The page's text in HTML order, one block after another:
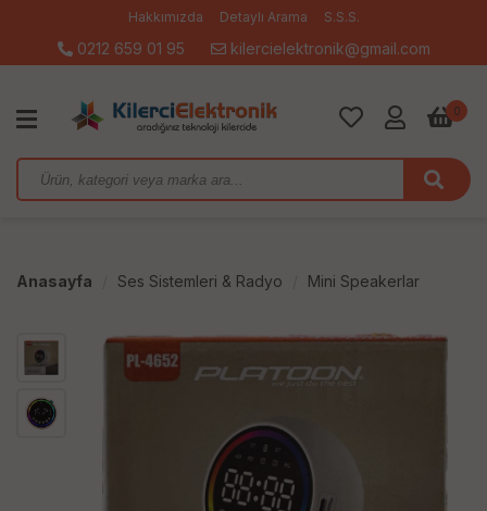
Hakkımızda Detaylı Arama S.S.S.
0212 659 01 95 kilercielektronik@gmail.com
0
Anasayfa Ses Sistemleri & Radyo Mini Speakerlar